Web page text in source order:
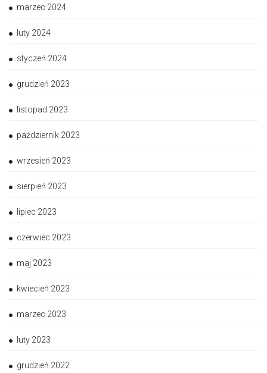
marzec 2024
luty 2024
styczeń 2024
grudzień 2023
listopad 2023
październik 2023
wrzesień 2023
sierpień 2023
lipiec 2023
czerwiec 2023
maj 2023
kwiecień 2023
marzec 2023
luty 2023
grudzień 2022